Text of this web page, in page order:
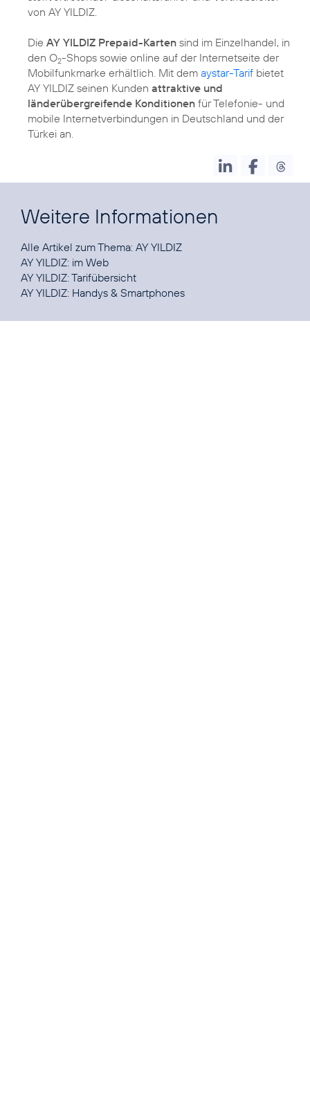
von AY YILDIZ.
Die AY YILDIZ Prepaid-Karten sind im Einzelhandel, in
den O2-Shops sowie online auf der Internetseite der
Mobilfunkmarke erhältlich. Mit dem aystar-Tarif bietet
AY YILDIZ seinen Kunden attraktive und
länderübergreifende Konditionen für Telefonie- und
mobile Internetverbindungen in Deutschland und der
Türkei an.
Weitere Informationen
Alle Artikel zum Thema: AY YILDIZ
AY YILDIZ: im Web
AY YILDIZ:Tarifübersicht
AY YILDIZ: Handys & Smartphones